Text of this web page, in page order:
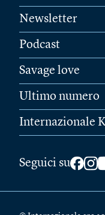
Newsletter
Podcast
Savage love
Ultimo numero
Internazionale
Seguici su